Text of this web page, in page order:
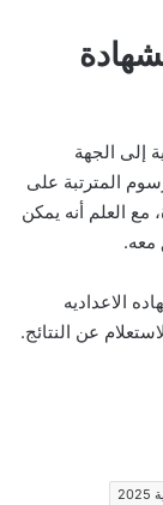
إلى الجهة
المترتبة على
الواحدة، مع العلم أنه يمكن
معه.
الاعداديه